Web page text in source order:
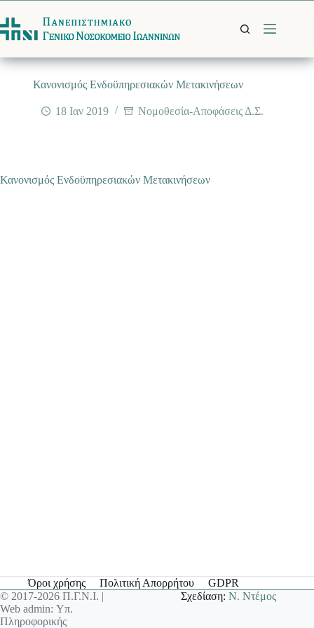
στο
περιεχόμενο
Κανονισμός Ενδοϋπηρεσιακών Μετακινήσεων
18 Ιαν 2019 Νομοθεσία-Αποφάσεις Δ.Σ.
Κανονισμός Ενδοϋπηρεσιακών Μετακινήσεων
Όροι χρήσης Πολιτική Απορρήτου
GDPR
© 2017-2026 Π.Γ.Ν.Ι. |
Web admin: Υπ.
Πληροφορικής
Σχεδίαση:Ν. Ντέμος